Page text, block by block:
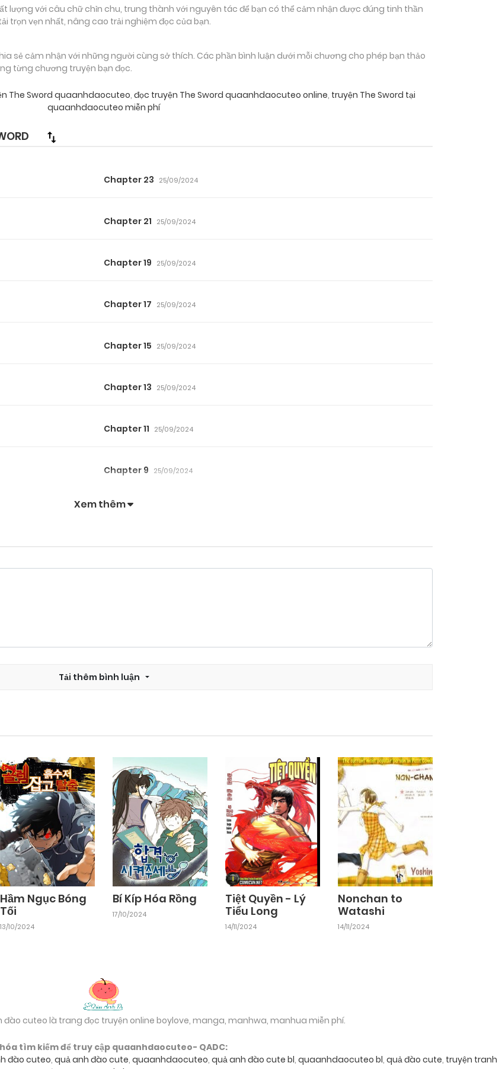
với câu chữ chỉn chu, trung thành với nguyên tác để bạn có thể cảm nhận được đúng tinh thần
trọn vẹn nhất, nâng cao trải nghiệm đọc của bạn.
sẻ cảm nhận với những người cùng sở thích. Các phần bình luận dưới mỗi chương cho phép bạn thảo
từng chương truyện bạn đọc.
The Sword quaanhdaocuteo, đọc truyện The Sword quaanhdaocuteo online, truyện The Sword tại
quaanhdaocuteo miễn phí
Chapter 23 25/09/2024
Chapter 21 25/09/2024
Chapter 19 25/09/2024
Chapter 17 25/09/2024
Chapter 15 25/09/2024
Chapter 13 25/09/2024
Chapter 11 25/09/2024
Chapter 9 25/09/2024
Xem thêm
Tải thêm bình luận
Hầm Ngục Bóng
Tối
13/10/2024
Bí Kíp Hóa Rồng
17/10/2024
Tiệt Quyền - Lý
Tiểu Long
14/11/2024
Nonchan to
Watashi
14/11/2024
đào cuteo là trang đọc truyện online boylove, manga, manhwa, manhua miễn phí.
tìm kiếm để truy cập quaanhdaocuteo- QADC:
đào cuteo, quả anh đào cute, quaanhdaocuteo, quả anh đào cute bl, quaanhdaocuteo bl, quả đào cute, truyện tranh